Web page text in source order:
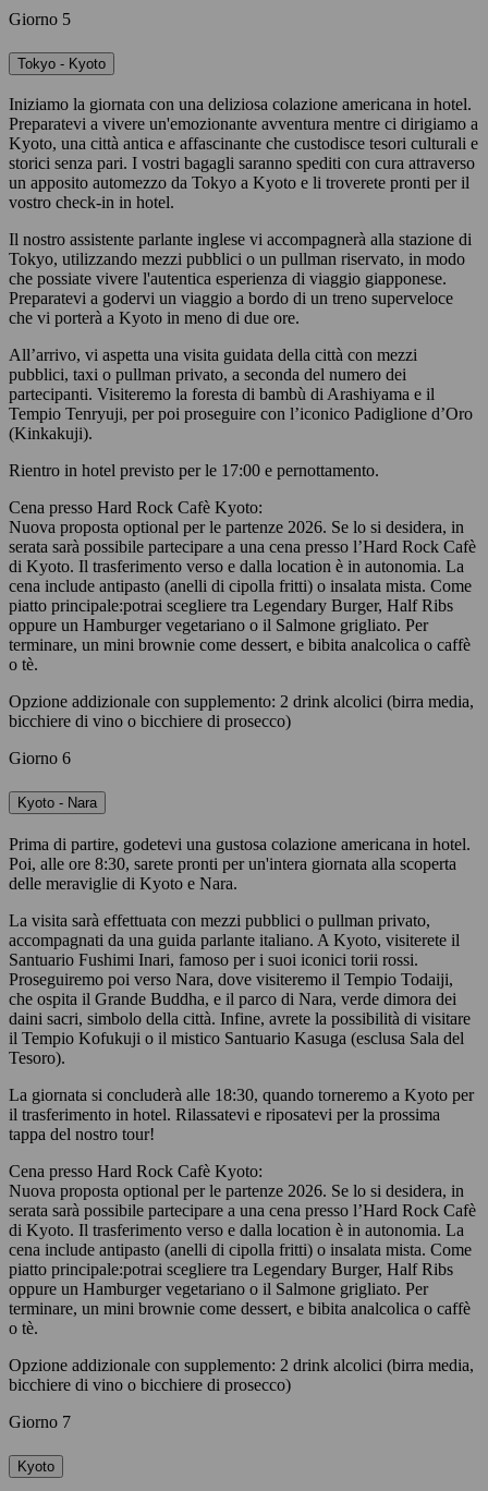
Giorno 5
Tokyo - Kyoto
Iniziamo la giornata con una deliziosa colazione americana in hotel.
Preparatevi a vivere un'emozionante avventura mentre ci dirigiamo a
Kyoto, una città antica e affascinante che custodisce tesori culturali e
storici senza pari. I vostri bagagli saranno spediti con cura attraverso
un apposito automezzo da Tokyo a Kyoto e li troverete pronti per il
vostro check-in in hotel.
Il nostro assistente parlante inglese vi accompagnerà alla stazione di
Tokyo, utilizzando mezzi pubblici o un pullman riservato, in modo
che possiate vivere l'autentica esperienza di viaggio giapponese.
Preparatevi a godervi un viaggio a bordo di un treno superveloce
che vi porterà a Kyoto in meno di due ore.
All’arrivo, vi aspetta una visita guidata della città con mezzi
pubblici, taxi o pullman privato, a seconda del numero dei
partecipanti. Visiteremo la foresta di bambù di Arashiyama e il
Tempio Tenryuji, per poi proseguire con l’iconico Padiglione d’Oro
(Kinkakuji).
Rientro in hotel previsto per le 17:00 e pernottamento.
Cena presso Hard Rock Cafè Kyoto:
Nuova proposta optional per le partenze 2026. Se lo si desidera, in
serata sarà possibile partecipare a una cena presso l’Hard Rock Cafè
di Kyoto. Il trasferimento verso e dalla location è in autonomia. La
cena include antipasto (anelli di cipolla fritti) o insalata mista. Come
piatto principale:potrai scegliere tra Legendary Burger, Half Ribs
oppure un Hamburger vegetariano o il Salmone grigliato. Per
terminare, un mini brownie come dessert, e bibita analcolica o caffè
o tè.
Opzione addizionale con supplemento: 2 drink alcolici (birra media,
bicchiere di vino o bicchiere di prosecco)
Giorno 6
Kyoto - Nara
Prima di partire, godetevi una gustosa colazione americana in hotel.
Poi, alle ore 8:30, sarete pronti per un'intera giornata alla scoperta
delle meraviglie di Kyoto e Nara.
La visita sarà effettuata con mezzi pubblici o pullman privato,
accompagnati da una guida parlante italiano. A Kyoto, visiterete il
Santuario Fushimi Inari, famoso per i suoi iconici torii rossi.
Proseguiremo poi verso Nara, dove visiteremo il Tempio Todaiji,
che ospita il Grande Buddha, e il parco di Nara, verde dimora dei
daini sacri, simbolo della città. Infine, avrete la possibilità di visitare
il Tempio Kofukuji o il mistico Santuario Kasuga (esclusa Sala del
Tesoro).
La giornata si concluderà alle 18:30, quando torneremo a Kyoto per
il trasferimento in hotel. Rilassatevi e riposatevi per la prossima
tappa del nostro tour!
Cena presso Hard Rock Cafè Kyoto:
Nuova proposta optional per le partenze 2026. Se lo si desidera, in
serata sarà possibile partecipare a una cena presso l’Hard Rock Cafè
di Kyoto. Il trasferimento verso e dalla location è in autonomia. La
cena include antipasto (anelli di cipolla fritti) o insalata mista. Come
piatto principale:potrai scegliere tra Legendary Burger, Half Ribs
oppure un Hamburger vegetariano o il Salmone grigliato. Per
terminare, un mini brownie come dessert, e bibita analcolica o caffè
o tè.
Opzione addizionale con supplemento: 2 drink alcolici (birra media,
bicchiere di vino o bicchiere di prosecco)
Giorno 7
Kyoto